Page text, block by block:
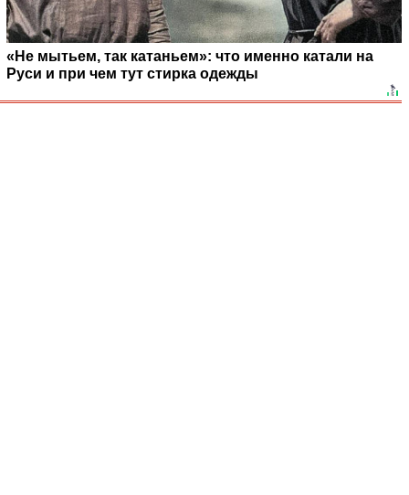
«Не мытьем, так катаньем»: что именно катали на
Руси и при чем тут стирка одежды